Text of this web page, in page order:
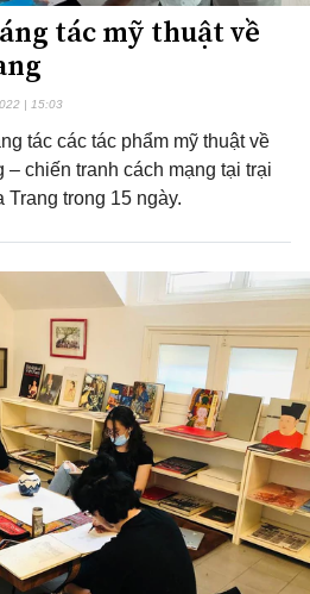
tác mỹ thuật về
| 15:03
tác các tác phẩm mỹ thuật về
chiến tranh cách mạng tại trại
trong 15 ngày.